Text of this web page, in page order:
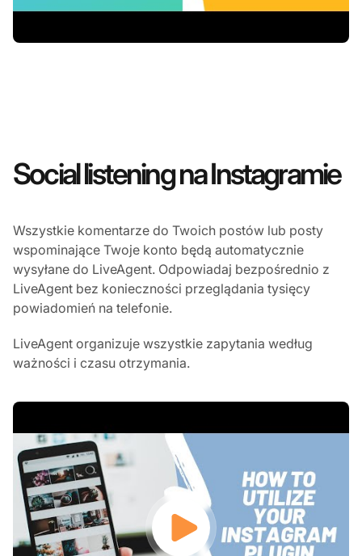
Social listening na Instagramie
Wszystkie komentarze do Twoich postów lub posty
wspominające Twoje konto będą automatycznie
wysyłane do LiveAgent. Odpowiadaj bezpośrednio z
LiveAgent bez konieczności przeglądania tysięcy
powiadomień na telefonie.
LiveAgent organizuje wszystkie zapytania według
ważności i czasu otrzymania.